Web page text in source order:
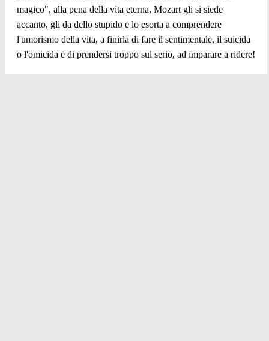
magico", alla pena della vita eterna, Mozart gli si siede
accanto, gli da dello stupido e lo esorta a comprendere
l'umorismo della vita, a finirla di fare il sentimentale, il suicida
o l'omicida e di prendersi troppo sul serio, ad imparare a ridere!